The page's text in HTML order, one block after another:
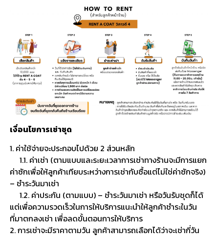
เงื่อนไขการเช่าชุด
1. ค่าใช้จ่ายจะประกอบไปด้วย 2 ส่วนหลัก
1.1. ค่าเช่า (ตามแบบและระยะเวลาการเช่าทางร้านจะมีการแยก
ค่าซักเพื่อให้ลูกค้าเทียบระหว่างการเช่ากับซื้อแต่ไม่ใช่ค่าซักจริง)
– ชำระวันมาเช่า
1.2. ค่าประกัน (ตามแบบ) – ชำระวันมาเช่า หรือวันรับชุดก็ได้
แต่เพื่อความรวดเร็วในการให้บริการแนะนำให้ลูกค้าชำระในวัน
ที่มาตกลงเช่า เพื่อลดขั้นตอนการให้บริการ
2. การเช่าจะมีราคาตามวัน ลูกค้าสามารถเลือกได้ว่าจะเช่ากี่วัน